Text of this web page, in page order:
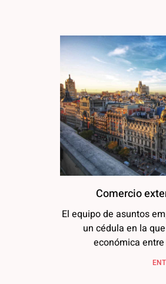
Comercio
El equipo de asuntos
un cédula en la
económica